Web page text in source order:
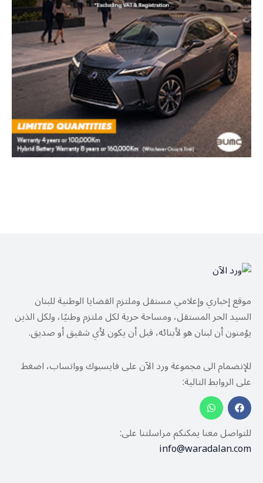
موقع إخباري وإعلامي مستقل وملتزم القضايا الوطنية للبنان
السيد الحر المستقل، ومساحة حرية لكل ملتزم وطنيًا، ولكل الذين
يؤمنون أن لبنان هو لأبنائه، قبل أن يكون لأي شقيق أو صديق.
للإنضمام الى مجموعة ورد الآن على فايسبوك وواتساب، اضغط
على الروابط التالية:
للتواصل معنا يمكنكم مراسلتنا على:
info@waradalan.com